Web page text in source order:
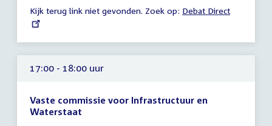
uur
Kijk terug link niet gevonden. Zoek op: External
Debat Direct
17:00 - 18:00 uur
Vaste commissie voor Infrastructuur en
Waterstaat